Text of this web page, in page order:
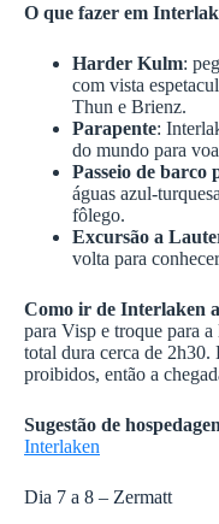
O que fazer em
Harder Kulm:
com vista
Thun e Brienz.
Parapente:
do mundo para
Passeio de barco
águas azul-
fôlego.
Excursão a
volta para
Como ir de Interlaken
para Visp e troque para
total dura cerca de 2h30.
proibidos, então a
Sugestão de
Interlaken
Dia 7 a 8 – Zermatt